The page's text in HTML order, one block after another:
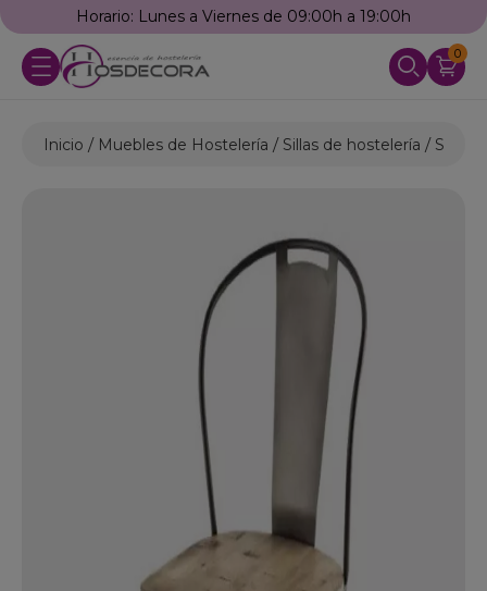
Horario: Lunes a Viernes de 09:00h a 19:00h
0
Inicio Muebles de Hostelería Sillas de hostelería Sillas